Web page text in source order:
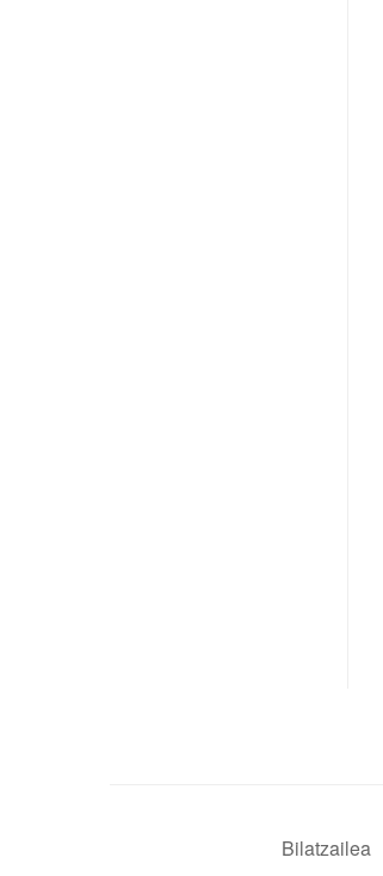
Bilatzailea